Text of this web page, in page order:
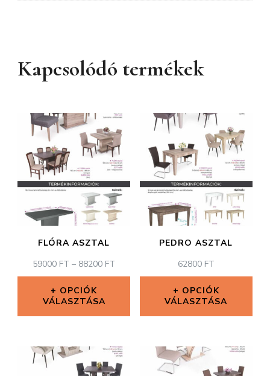
Kapcsolódó termékek
FLÓRA ASZTAL
59000 FT – 88200 FT ÁRTARTOMÁNY:
59000 FT
OPCIÓK
VÁLASZTÁSA
a
terméknek
PEDRO ASZTAL
62800 FT
OPCIÓK
VÁLASZTÁSA
terméknek